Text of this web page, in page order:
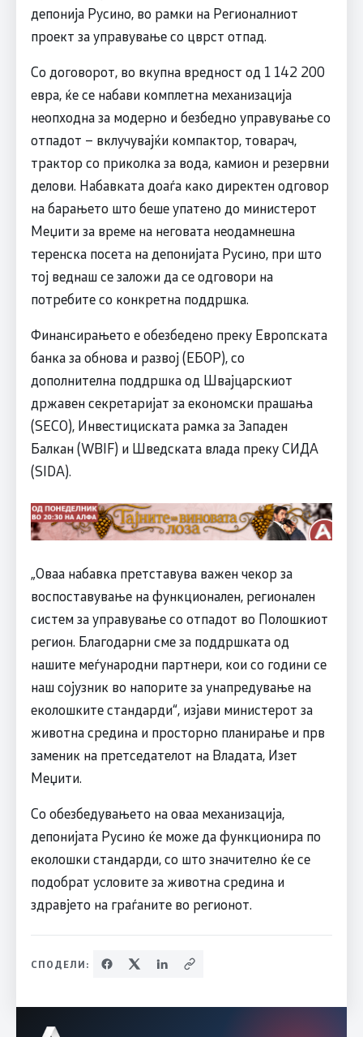
депонија Русино, во рамки на Регионалниот
проект за управување со цврст отпад.
Со договорот, во вкупна вредност од 1 142 200
евра, ќе се набави комплетна механизација
неопходна за модерно и безбедно управување со
отпадот – вклучувајќи компактор, товарач,
трактор со приколка за вода, камион и резервни
делови. Набавката доаѓа како директен одговор
на барањето што беше упатено до министерот
Меџити за време на неговата неодамнешна
теренска посета на депонијата Русино, при што
тој веднаш се заложи да се одговори на
потребите со конкретна поддршка.
Финансирањето е обезбедено преку Европската
банка за обнова и развој (ЕБОР), со
дополнителна поддршка од Швајцарскиот
државен секретаријат за економски прашања
(SECO), Инвестициската рамка за Западен
Балкан (WBIF) и Шведската влада преку СИДА
(SIDA).
„Оваа набавка претставува важен чекор за
воспоставување на функционален, регионален
систем за управување со отпадот во Полошкиот
регион. Благодарни сме за поддршката од
нашите меѓународни партнери, кои со години се
наш сојузник во напорите за унапредување на
еколошките стандарди“, изјави министерот за
животна средина и просторно планирање и прв
заменик на претседателот на Владата, Изет
Меџити.
Со обезбедувањето на оваа механизација,
депонијата Русино ќе може да функционира по
еколошки стандарди, со што значително ќе се
подобрат условите за животна средина и
здравјето на граѓаните во регионот.
СПОДЕЛИ: